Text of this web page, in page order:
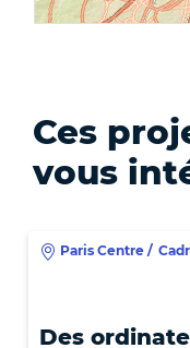
Ces
vous
Paris Centre /
Des